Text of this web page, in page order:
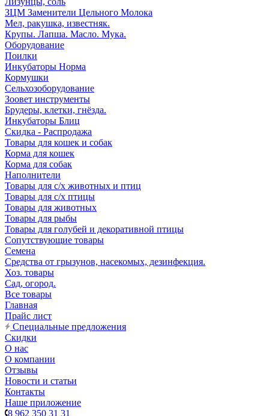
ЗЦМ Заменители Цельного Молока
Мел, ракушка, известняк.
Крупы. Лапша. Масло. Мука.
Оборудование
Поилки
Инкубаторы Норма
Кормушки
Сельхозоборудование
Зоовет инструменты
Брудеры, клетки, гнёзда.
Инкубаторы Блиц
Скидка - Распродажа
Товары для кошек и собак
Корма для кошек
Корма для собак
Наполнители
Товары для с/х животных и птиц
Товары для с/х птицы
Товары для животных
Товары для рыбы
Товары для голубей и декоративной птицы
Сопутствующие товары
Семена
Средства от грызунов, насекомых, дезинфекция.
Хоз. товары
Сад, огород.
Все товары
Главная
Прайс лист
Специальные предложения
Скидки
О нас
О компании
Отзывы
Новости и статьи
Контакты
Наше приложение
8 962 350 31 31